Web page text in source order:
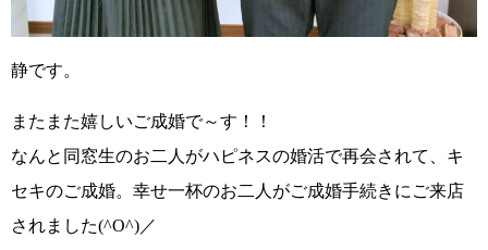
静です。
またまた嬉しいご成婚で～す！！
なんと同窓生のお二人がハピネスの婚活で再会されて、キ
セキのご成婚。幸せ一杯のお二人がご成婚手続きにご来店
されました(^O^)／